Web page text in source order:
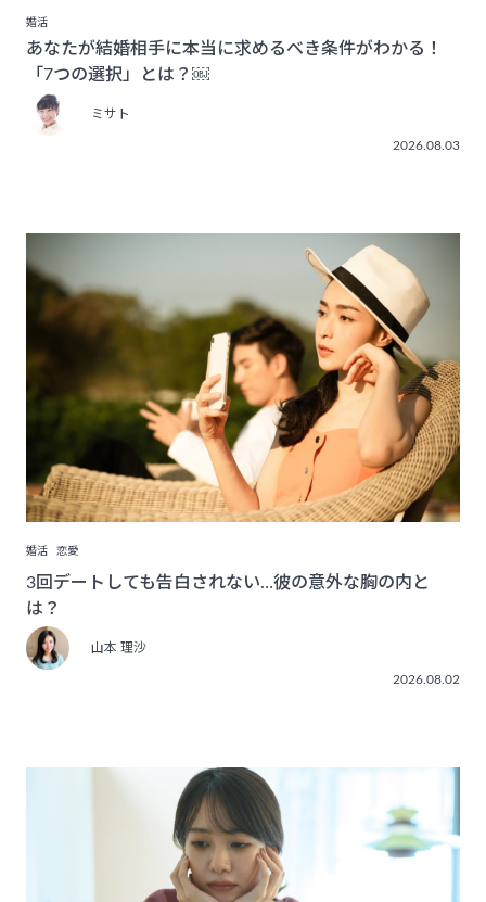
婚活
あなたが結婚相手に本当に求めるべき条件がわかる！
「7つの選択」とは？￼
ミサト
2026.08.03
婚活 恋愛
3回デートしても告白されない…彼の意外な胸の内と
は？
山本 理沙
2026.08.02